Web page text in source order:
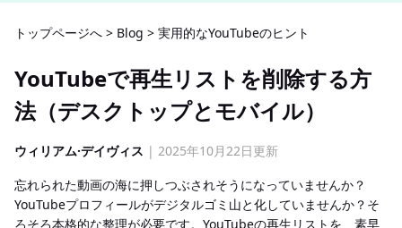
トップページへ > Blog > 実用的なYouTubeのヒント
YouTubeで再生リストを削除する方
法（デスクトップとモバイル）
ウィリアム·デイヴィス | 2025年10月22日更新
忘れられた動画の海に押しつぶされそうになっていませんか？
YouTubeプロフィールがデジタルゴミ山と化していませんか？そ
ろそろ本格的な整理が必要です。YouTubeの再生リストを、素早